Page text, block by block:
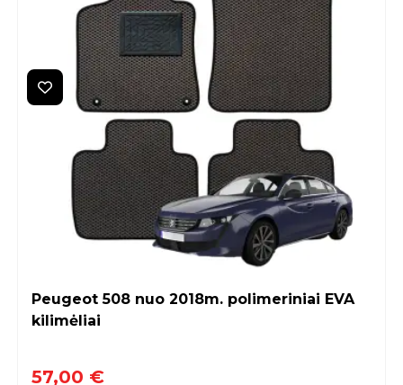
Peugeot 508 nuo 2018m. polimeriniai EVA
kilimėliai
57,00 €